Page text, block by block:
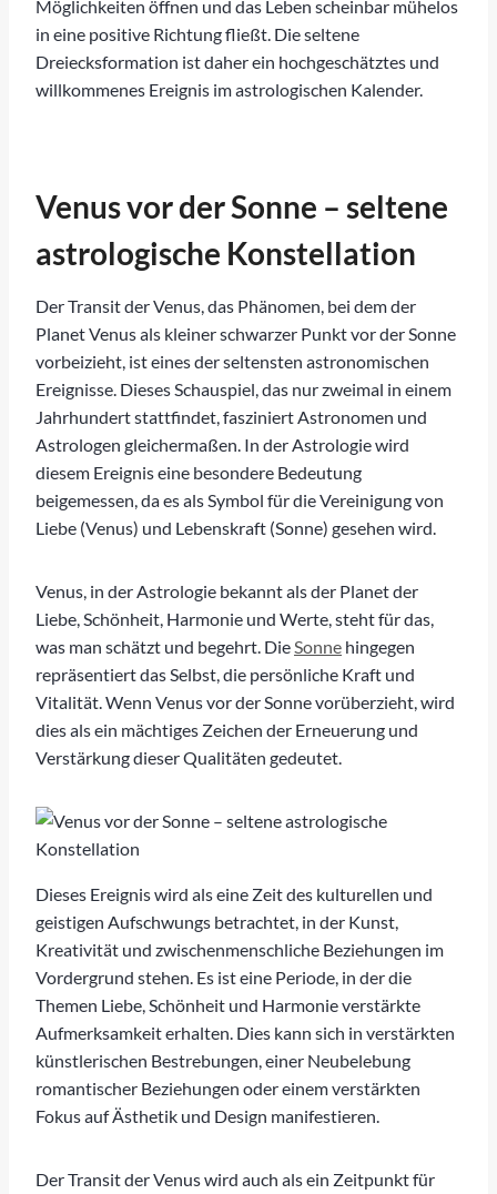
Möglichkeiten öffnen und das Leben scheinbar mühelos
in eine positive Richtung fließt. Die seltene
Dreiecksformation ist daher ein hochgeschätztes und
willkommenes Ereignis im astrologischen Kalender.
Venus vor der Sonne – seltene
astrologische Konstellation
Der Transit der Venus, das Phänomen, bei dem der
Planet Venus als kleiner schwarzer Punkt vor der Sonne
vorbeizieht, ist eines der seltensten astronomischen
Ereignisse. Dieses Schauspiel, das nur zweimal in einem
Jahrhundert stattfindet, fasziniert Astronomen und
Astrologen gleichermaßen. In der Astrologie wird
diesem Ereignis eine besondere Bedeutung
beigemessen, da es als Symbol für die Vereinigung von
Liebe (Venus) und Lebenskraft (Sonne) gesehen wird.
Venus, in der Astrologie bekannt als der Planet der
Liebe, Schönheit, Harmonie und Werte, steht für das,
was man schätzt und begehrt. DieSonne hingegen
repräsentiert das Selbst, die persönliche Kraft und
Vitalität. Wenn Venus vor der Sonne vorüberzieht, wird
dies als ein mächtiges Zeichen der Erneuerung und
Verstärkung dieser Qualitäten gedeutet.
Dieses Ereignis wird als eine Zeit des kulturellen und
geistigen Aufschwungs betrachtet, in der Kunst,
Kreativität und zwischenmenschliche Beziehungen im
Vordergrund stehen. Es ist eine Periode, in der die
Themen Liebe, Schönheit und Harmonie verstärkte
Aufmerksamkeit erhalten. Dies kann sich in verstärkten
künstlerischen Bestrebungen, einer Neubelebung
romantischer Beziehungen oder einem verstärkten
Fokus auf Ästhetik und Design manifestieren.
Der Transit der Venus wird auch als ein Zeitpunkt für